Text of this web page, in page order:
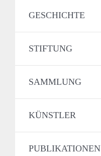
GESCHICHTE
STIFTUNG
SAMMLUNG
KÜNSTLER
PUBLIKATIONEN